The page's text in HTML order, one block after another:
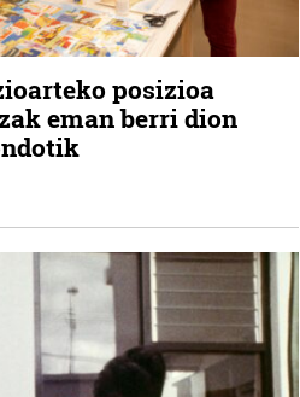
posizioa
eman berri dion